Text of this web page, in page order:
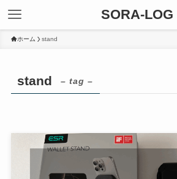
SORA-LOG
ホーム stand
stand – tag –